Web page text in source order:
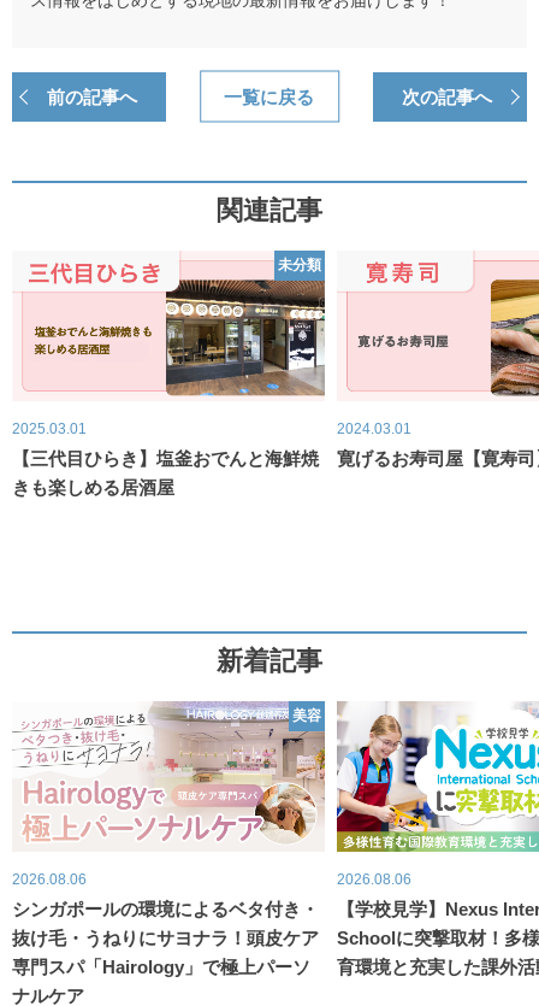
前の記事へ 次の記事へ
一覧に戻る
関連記事
未分類
2025.03.01
【三代目ひらき】塩釜おでんと海鮮焼
きも楽しめる居酒屋
2024.03.01
寛げるお寿司屋【寛寿司
新着記事
美容
2026.08.06
シンガポールの環境によるベタ付き・
抜け毛・うねりにサヨナラ！頭皮ケア
専門スパ「Hairology」で極上パーソ
ナルケア
2026.08.06
【学校見学】Nexus
Schoolに突撃取材！多
育環境と充実した課外